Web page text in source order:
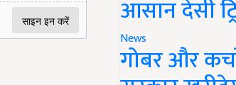
आसान देसी
News
गोबर और